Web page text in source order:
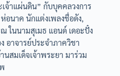
เจ้าแผ่นดิน” กับบุคคลวงการ
อนาค นักแต่งเพลงชื่อดัง,
ในนามสุเมธ แอนด์ เดอะปั๋ง
อาจารย์ประจำภาควิชา
สมเด็จเจ้าพระยา มาร่วม